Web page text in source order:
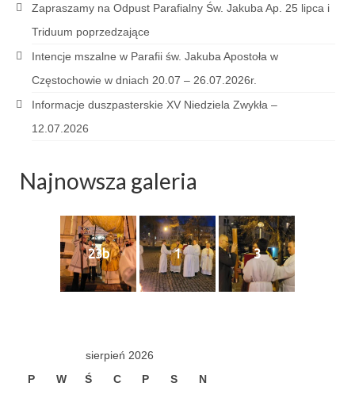
Galeria
Galerie 2026
Wielki Piątek 03.04.2026
Wielka Sobota 04.04.2026
Godzina Miłosierdzia 12.04.2026
Galerie 2025
26.06.2025
Zapraszamy na Odpust Parafialny Św. Jakuba Ap. 25 lipca i
Triduum poprzedzające
Intencje mszalne w Parafii św. Jakuba Apostoła w
Częstochowie w dniach 20.07 – 26.07.2026r.
Informacje duszpasterskie XV Niedziela Zwykła –
12.07.2026
Najnowsza galeria
23b 1 3
sierpień 2026
P
W Ś C P S N